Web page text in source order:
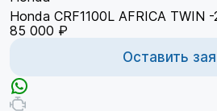
Honda CRF1100L AFRICA TWIN
85 000 ₽
Оставить